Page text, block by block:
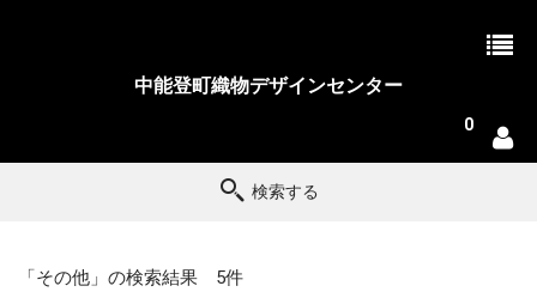
中能登町織物デザインセンター
0
検索する
「その他」の検索結果 5件